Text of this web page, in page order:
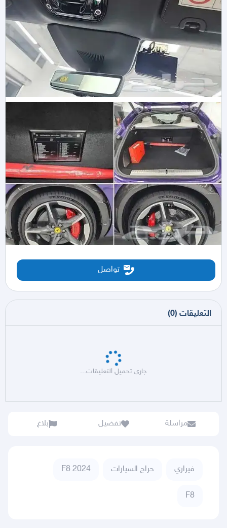
تواصل
التعليقات (
0
)
جاري تحميل التعليقات...
مراسلة تفضيل بلاغ
فيراري حراج السيارات F8 2024
F8